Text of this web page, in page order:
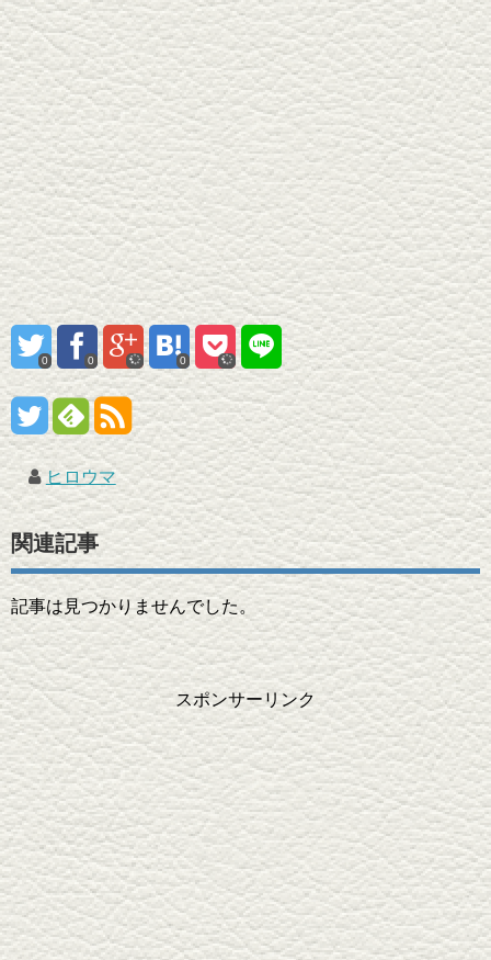
0 0 0
ヒロウマ
関連記事
記事は見つかりませんでした。
スポンサーリンク